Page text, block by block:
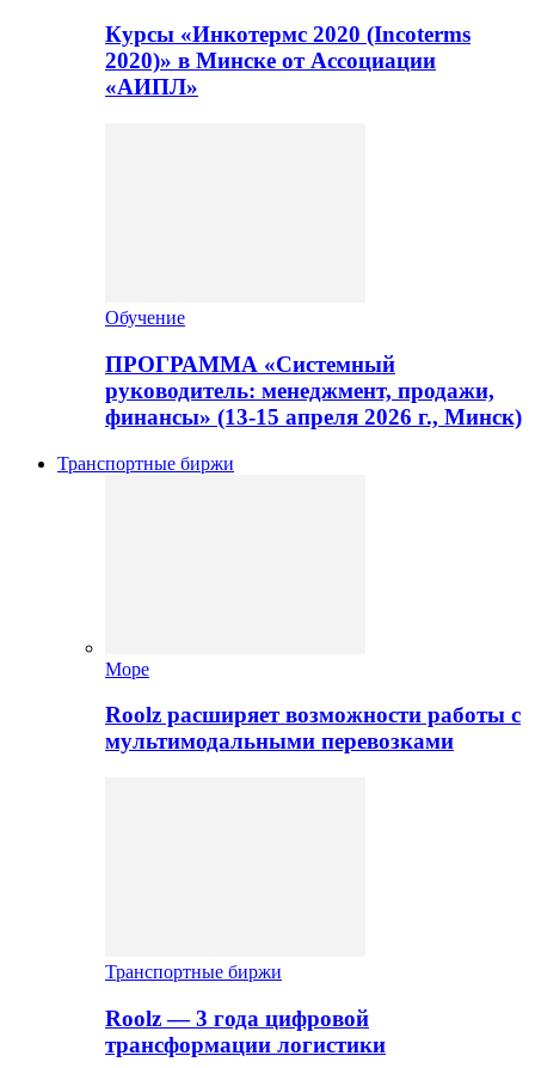
Курсы «Инкотермс 2020 (Incoterms
2020)» в Минске от Ассоциации
«АИПЛ»
Обучение
ПРОГРАММА «Системный
руководитель: менеджмент, продажи,
финансы» (13-15 апреля 2026 г., Минск)
Транспортные биржи
Море
Roolz расширяет возможности работы с
мультимодальными перевозками
Транспортные биржи
Roolz — 3 года цифровой
трансформации логистики